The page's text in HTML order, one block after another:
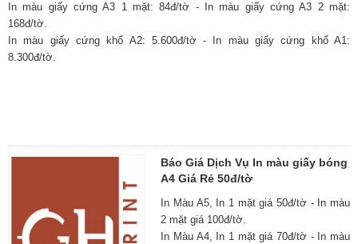
In màu giấy cứng A3 1 mặt: 84đ/tờ - In màu giấy cứng A3 2 mặt:
168đ/tờ.
In màu giấy cứng khổ A2: 5.600đ/tờ - In màu giấy cứng khổ A1:
8.300đ/tờ.
Báo Giá Dịch Vụ In màu giấy bóng
A4 Giá Rẻ 50đ/tờ
In Màu A5, In 1 mặt giá 50đ/tờ - In màu
2 mặt giá 100đ/tờ.
In Màu A4, In 1 mặt giá 70đ/tờ - In màu